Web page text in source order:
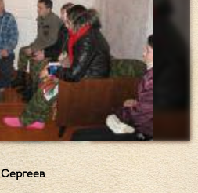
Сергеев